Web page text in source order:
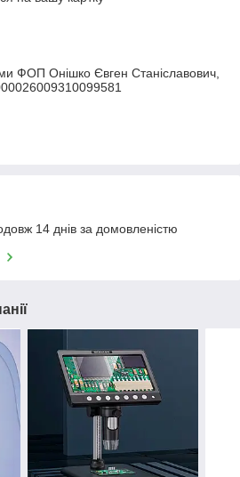
ФОП Онішко Євген Станіславович,
14 днів за домовленістю